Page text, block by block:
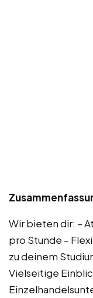
Wir bieten dir: –
pro Stunde –
zu deinem
Vielseitige